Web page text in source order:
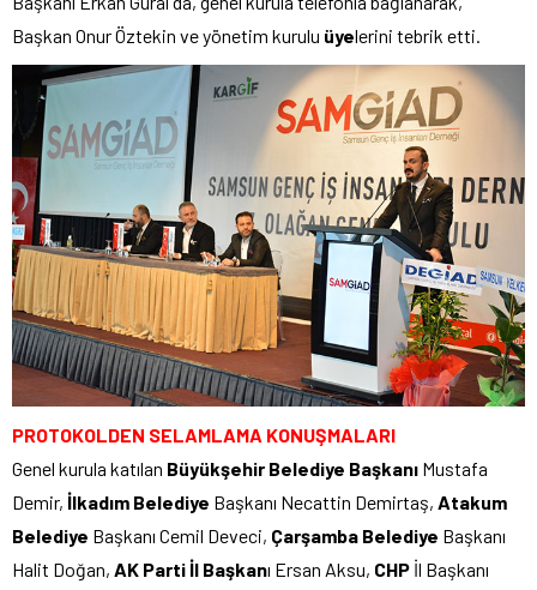
Başkan Onur Öztekin ve yönetim kurulu üyelerini tebrik etti.
PROTOKOLDEN SELAMLAMA KONUŞMALARI
Genel kurula katılan Büyükşehir Belediye Başkanı Mustafa
Demir, İlkadım Belediye Başkanı Necattin Demirtaş, Atakum
Belediye Başkanı Cemil Deveci, Çarşamba Belediye Başkanı
Halit Doğan, AK Parti İl Başkanı Ersan Aksu, CHP İl Başkanı